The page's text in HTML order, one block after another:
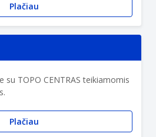
Plačiau
su TOPO CENTRAS teikiamomis
Plačiau